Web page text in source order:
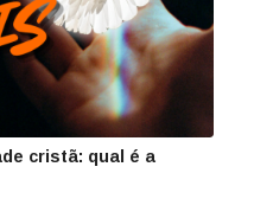
cristã: qual é a